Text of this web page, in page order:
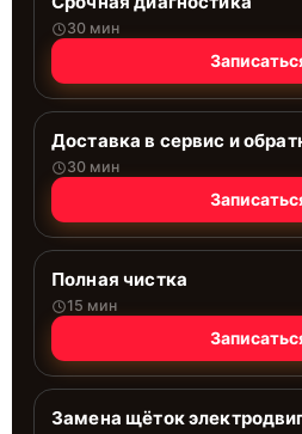
30 мин
Доставка в сервис и
30 мин
Полная чистка
15 мин
Замена щёток